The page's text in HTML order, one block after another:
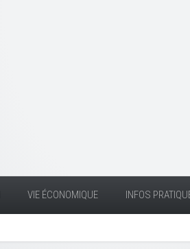
VIE ÉCONOMIQUE INFOS